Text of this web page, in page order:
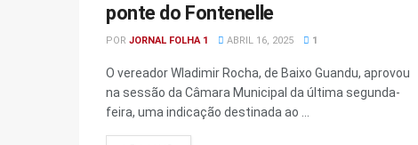
ponte do Fontenelle
POR JORNAL FOLHA 1 ABRIL 16, 2025 1
O vereador Wladimir Rocha, de Baixo Guandu, aprovou
na sessão da Câmara Municipal da última segunda-
feira, uma indicação destinada ao ...